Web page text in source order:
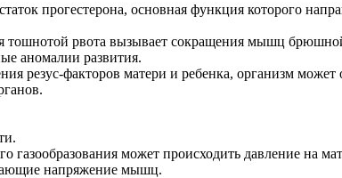
прогестерона, основная функция которого
рвота вызывает сокращения мышц
аномалии развития.
резус-факторов матери и ребенка, организм
газообразования может происходить давление на
напряжение мышц.